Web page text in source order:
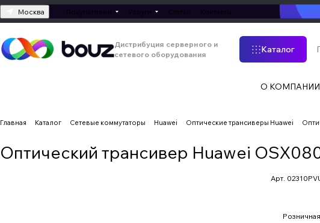
Москва Покупателям Услуги Статьи Контакты
Дистрибуция серверного и
сетевого оборудования
Каталог
О КОМПАНИИ
Главная Каталог Сетевые коммутаторы Huawei Оптические трансиверы Huawei
Оптический трансивер Huawei
Арт.